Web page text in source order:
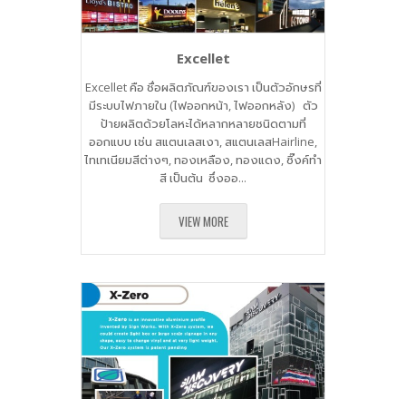
Excellet
Excellet คือ ชื่อผลิตภัณฑ์ของเรา เป็นตัวอักษรที่
มีระบบไฟภายใน (ไฟออกหน้า, ไฟออกหลัง) ตัว
ป้ายผลิตด้วยโลหะได้หลากหลายชนิดตามที่
ออกแบบ เช่น สแตนเลสเงา, สแตนเลสHairline,
ไทเทเนียมสีต่างๆ, ทองเหลือง, ทองแดง, ซิ๊งค์ทำ
สี เป็นต้น ซึ่งออ...
VIEW MORE